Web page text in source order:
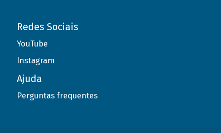
Redes Sociais
YouTube
Instagram
Ajuda
Perguntas frequentes